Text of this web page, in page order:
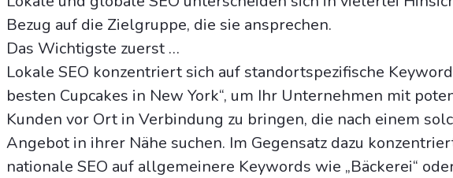
Bezug auf die Zielgruppe, die sie ansprechen.
Das Wichtigste zuerst …
Lokale SEO konzentriert sich auf standortspezifische
besten Cupcakes in New York“, um Ihr Unternehmen mit
Kunden vor Ort in Verbindung zu bringen, die nach einem
Angebot in ihrer Nähe suchen. Im Gegensatz dazu
nationale SEO auf allgemeinere Keywords wie „Bäckerei“ oder